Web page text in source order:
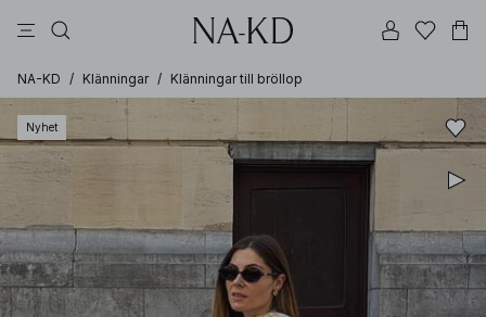
NA-KD / Klänningar / Klänningar till bröllop
Nyhet